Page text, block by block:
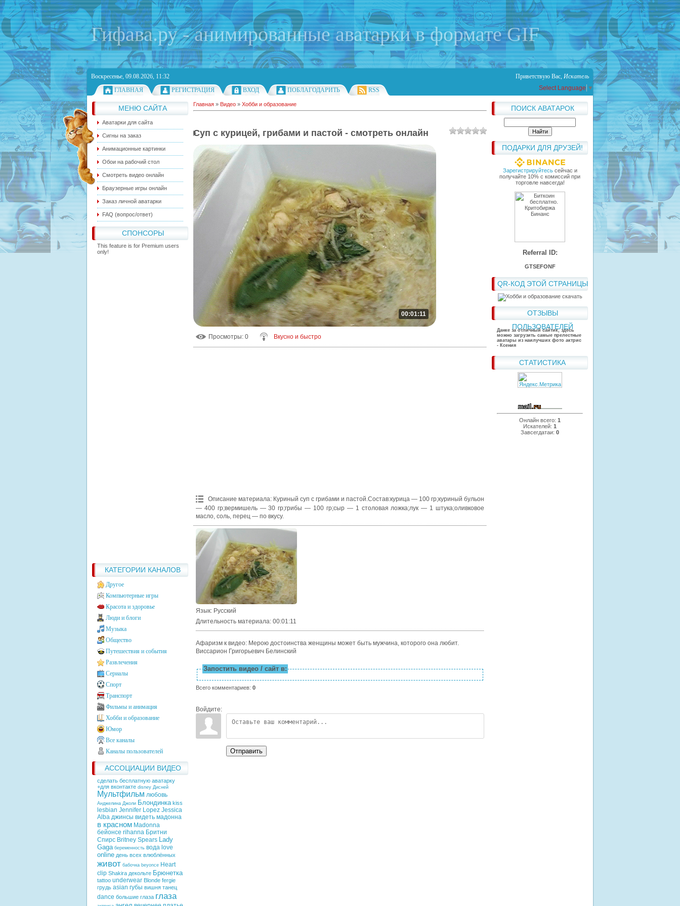
Гифава.ру - анимированные аватарки в формате GIF
Воскресенье, 09.08.2026, 11:32 Приветствую Вас, Искатель
ГЛАВНАЯ
РЕГИСТРАЦИЯ ВХОД ПОБЛАГОДАРИТЬ RSS Select Language ▼
МЕНЮ САЙТА
Аватарки для сайта
Сигны на заказ
Анимационные картинки
Обои на рабочий стол
Смотреть видео онлайн
Браузерные игры онлайн
Заказ личной аватарки
FAQ (вопрос/ответ)
СПОНСОРЫ
This feature is for Premium users
only!
КАТЕГОРИИ КАНАЛОВ
Другое
Компьютерные игры
Красота и здоровье
Люди и блоги
Музыка
Общество
Путешествия и события
Развлечения
Сериалы
Спорт
Транспорт
Фильмы и анимация
Хобби и образование
Юмор
Все каналы
Каналы пользователей
АССОЦИАЦИИ ВИДЕО
сделать бесплатную аватарку
+для вконтакте disney Дисней
Мультфильм любовь
Анджелина Джоли Блондинка kiss
lesbian Jennifer Lopez Jessica
Alba джинсы видеть мадонна
в красном Madonna
бейонсе rihanna Бритни
Спирс Britney Spears Lady
Gaga беременность вода love
online день всех влюблённых
живот бабочка beyonce Heart
clip Shakira декольте Брюнетка
tattoo underwear Blonde fergie
грудь asian губы вишня танец
dance большие глаза глаза
ПОИСК АВАТАРОК
ПОДАРКИ ДЛЯ ДРУЗЕЙ!
Зарегистрируйтесьсейчас и
получайте 10% с комиссий при
торговле навсегда!
Referral ID:
GTSEFONF
QR-КОД ЭТОЙ СТРАНИЦЫ
ОТЗЫВЫ
ПОЛЬЗОВАТЕЛЕЙ
Данке за отличный сайтик, здесь
можно загрузить самые прелестные
аватары из наилучших фото актрис
- Ксения
СТАТИСТИКА
Онлайн всего: 1
Искателей: 1
Завсегдатаи: 0
Главная » Видео » Хобби и образование
Суп с курицей, грибами и пастой - смотреть онлайн
00:01:11
Просмотры: 0 Вкусно и быстро
Описание материала: Куриный суп с грибами и пастой.Состав:курица — 100 гр;куриный бульон
— 400 гр;вермишель — 30 гр;грибы — 100 гр;сыр — 1 столовая ложка;лук — 1 штука;оливковое
масло, соль, перец — по вкусу.
Язык: Русский
Длительность материала: 00:01:11
Афаризм к видео: Мерою достоинства женщины может быть мужчина, которого она любит.
Виссарион Григорьевич Белинский
Запостить видео / сайт в:
Всего комментариев: 0
Войдите:
Отправить